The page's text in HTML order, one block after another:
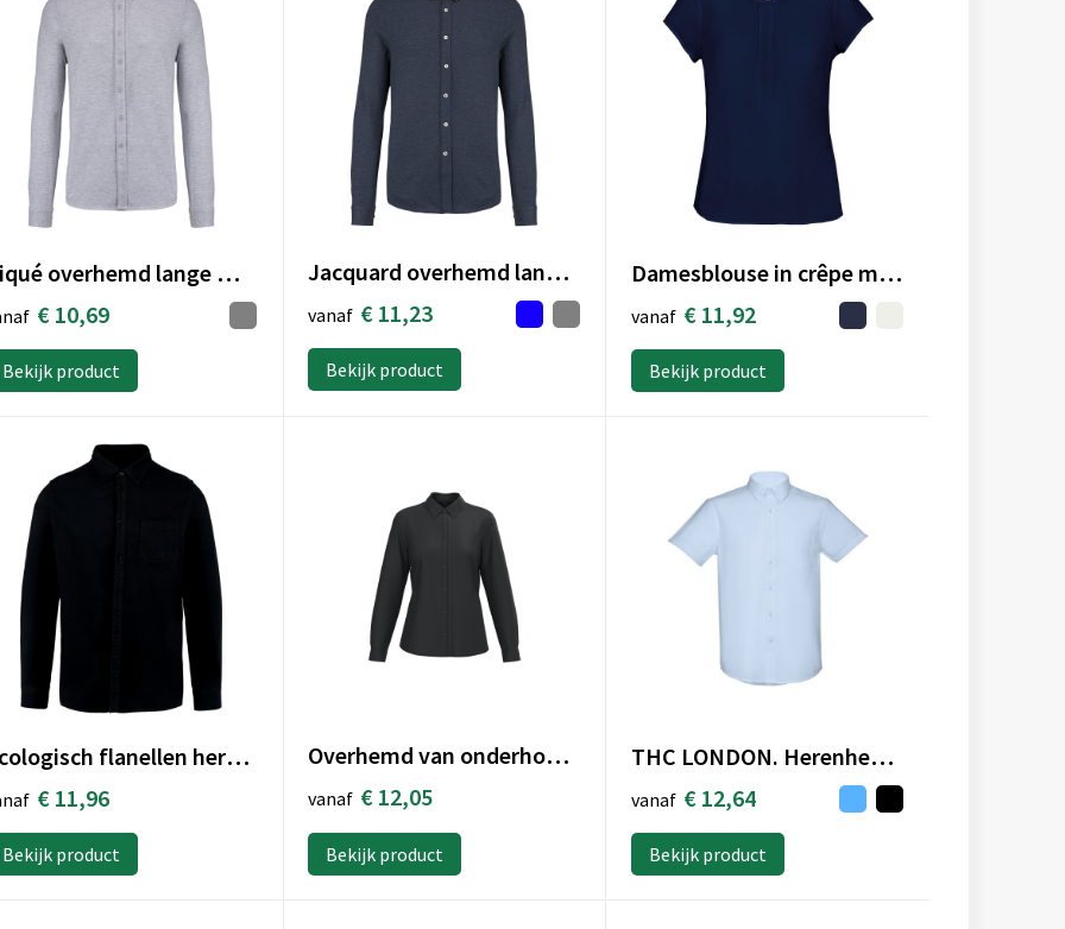
Piqué overhemd lange mouwen
€ 10,69
Bekijk product
Jacquard overhemd lange mouwen
vanaf € 11,23
Bekijk product
Damesblouse in crêpe met korte mouwen
vanaf € 11,92
Bekijk product
Ecologisch flanellen herenoverhemd
€ 11,96
Bekijk product
Overhemd van onderhoudsvriendelijk polykatoen-popeline dames
vanaf € 12,05
Bekijk product
THC LONDON. Herenhemd met korte mouwen
vanaf € 12,64
Bekijk product